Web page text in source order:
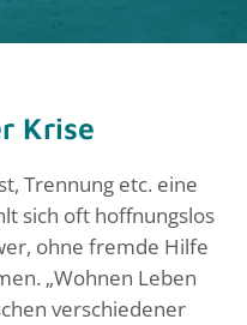
Krise
Trennung etc. eine
sich oft hoffnungslos
ohne fremde Hilfe
„Wohnen Leben
verschiedener